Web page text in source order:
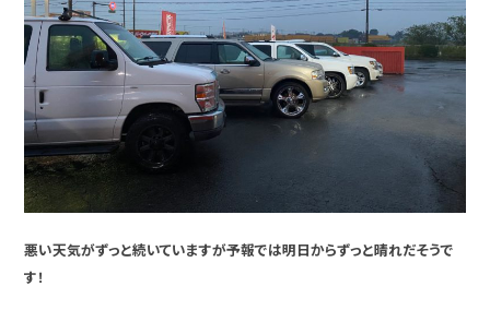
悪い天気がずっと続いていますが予報では明日からずっと晴れだそうで
す！